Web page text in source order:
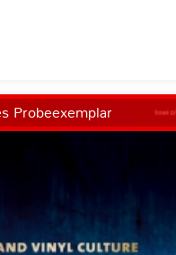
Probeexemplar